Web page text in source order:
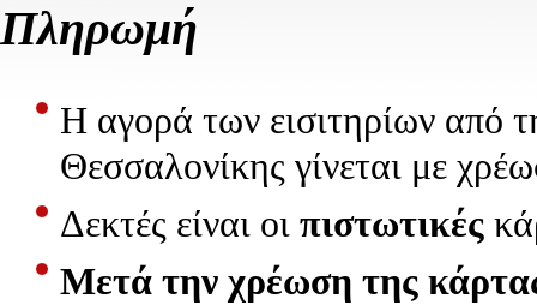
Πληρωμή
Η αγορά των εισιτηρίων από
Θεσσαλονίκης γίνεται με
Δεκτές είναι οι πιστωτικές
Μετά την χρέωση της